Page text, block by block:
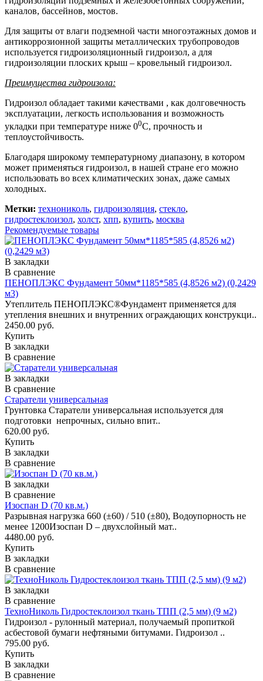
каналов, бассейнов, мостов.
Для защиты от влаги подземной части многоэтажных домов и
антикоррозионной защиты металлических трубопроводов
используется гидроизоляционный гидроизол, а для
гидроизоляции плоских крыш – кровельный гидроизол.
Преимущества гидроизола:
Гидроизол обладает такими качествами , как долговечность
эксплуатации, легкость использования и возможность
укладки при температуре ниже 00С, прочность и
теплоустойчивость.
Благодаря широкому температурному диапазону, в котором
может применяться гидроизол, в нашей стране его можно
использовать во всех климатических зонах, даже самых
холодных.
Метки: технониколь, гидроизоляция, стекло,
гидростеклоизол, холст, хпп, купить, москва
Рекомендуемые товары
В закладки
В сравнение
ПЕНОПЛЭКС Фундамент 50мм*1185*585 (4,8526 м2) (0,2429
м3)
Утеплитель ПЕНОПЛЭКС®Фундамент применяется для
утепления внешних и внутренних ограждающих конструкци..
2450.00 руб.
Купить
В закладки
В сравнение
В закладки
В сравнение
Старатели универсальная
Грунтовка Старатели универсальная используется для
подготовки непрочных, сильно впит..
620.00 руб.
Купить
В закладки
В сравнение
В закладки
В сравнение
Изоспан D (70 кв.м.)
Разрывная нагрузка 660 (±60) / 510 (±80), Водоупорность не
менее 1200Изоспан D – двухслойный мат..
4480.00 руб.
Купить
В закладки
В сравнение
В закладки
В сравнение
ТехноНиколь Гидростеклоизол ткань ТПП (2,5 мм) (9 м2)
Гидроизол - рулонный материал, получаемый пропиткой
асбестовой бумаги нефтяными битумами. Гидроизол ..
795.00 руб.
Купить
В закладки
В сравнение